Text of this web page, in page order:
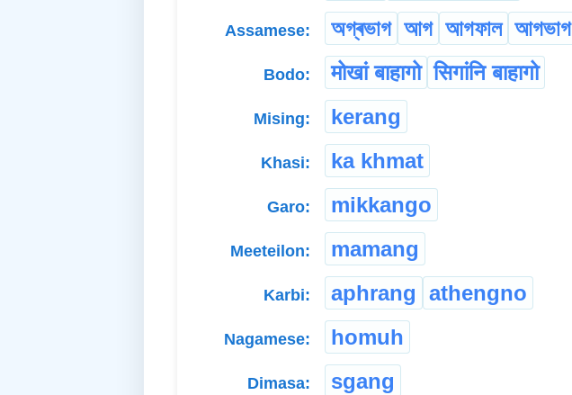
Assamese: অগ্ৰভাগ আগ আগফাল আগভাগ
Bodo: मोखां बाहागो सिगांनि बाहागो
Mising: kerang
Khasi: ka khmat
Garo: mikkango
Meeteilon: mamang
Karbi: aphrang athengno
Nagamese: homuh
Dimasa: sgang